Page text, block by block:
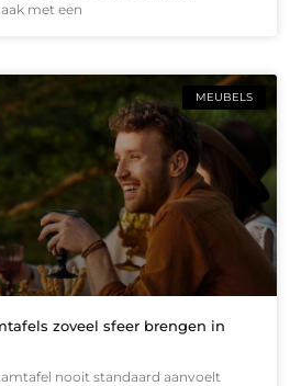
met een
MEUBELS
zoveel sfeer brengen in
nooit standaard aanvoelt